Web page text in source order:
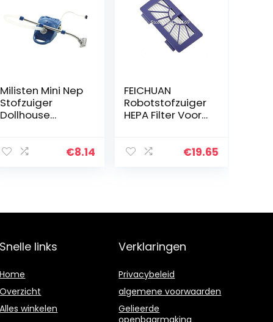
Milisten Mini Nep
Stofzuiger
Dollhouse
Scenery Layout
€8.14
FEICHUAN
Robotstofzuiger
HEPA Filter Voor
XV-21 Robotic
€19.65
Snelle links
Home
Overzicht
Alles winkelen
Verklaringen
Privacybeleid
algemene voorwaarden
Gelieerde
openbaarmaking